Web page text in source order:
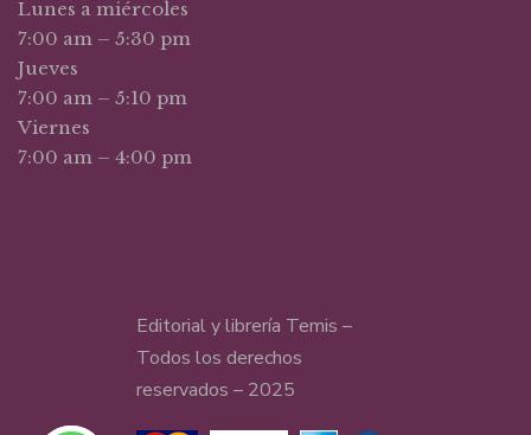
Lunes a miércoles
7:00 am – 5:30 pm
Jueves
7:00 am – 5:10 pm
Viernes
7:00 am – 4:00 pm
Editorial y librería Temis –
Todos los derechos
reservados – 2025